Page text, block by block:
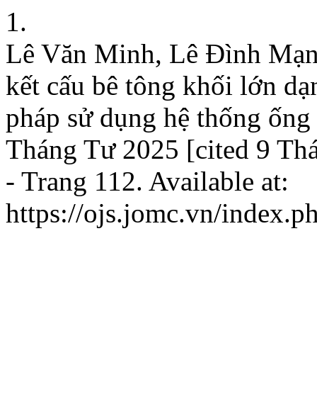
1.
Lê Văn Minh, Lê Đình
kết cấu bê tông khối lớn
pháp sử dụng hệ thống
Tháng Tư 2025 [cited 9
- Trang 112. Available at:
https://ojs.jomc.vn/